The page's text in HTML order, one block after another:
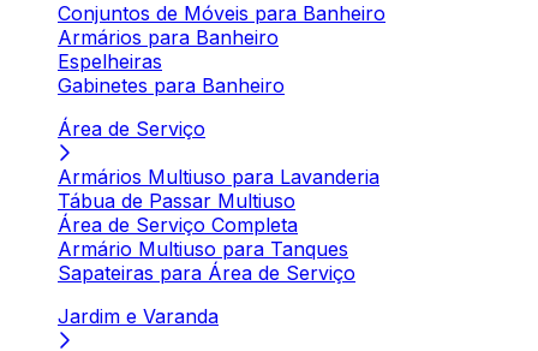
Conjuntos de Móveis para Banheiro
Armários para Banheiro
Espelheiras
Gabinetes para Banheiro
Área de Serviço
Armários Multiuso para Lavanderia
Tábua de Passar Multiuso
Área de Serviço Completa
Armário Multiuso para Tanques
Sapateiras para Área de Serviço
Jardim e Varanda